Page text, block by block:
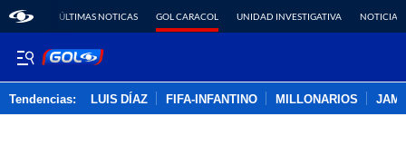
ÚLTIMAS NOTICAS GOL CARACOL UNIDAD INVESTIGATIVA NOTICIAS
Tendencias: LUIS DÍAZ FIFA-INFANTINO MILLONARIOS